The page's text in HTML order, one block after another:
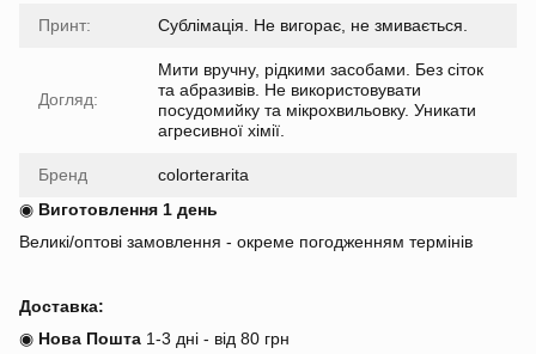
Принт: Сублімація. Не вигорає, не змивається.
Догляд:
Мити вручну, рідкими засобами. Без сіток
та абразивів. Не використовувати
посудомийку та мікрохвильовку. Уникати
агресивної хімії.
Бренд
colorterarita
◉ Виготовлення 1 день
Великі/оптові замовлення - окреме погодженням термінів
Доставка:
◉ Нова Пошта 1-3 дні - від 80 грн